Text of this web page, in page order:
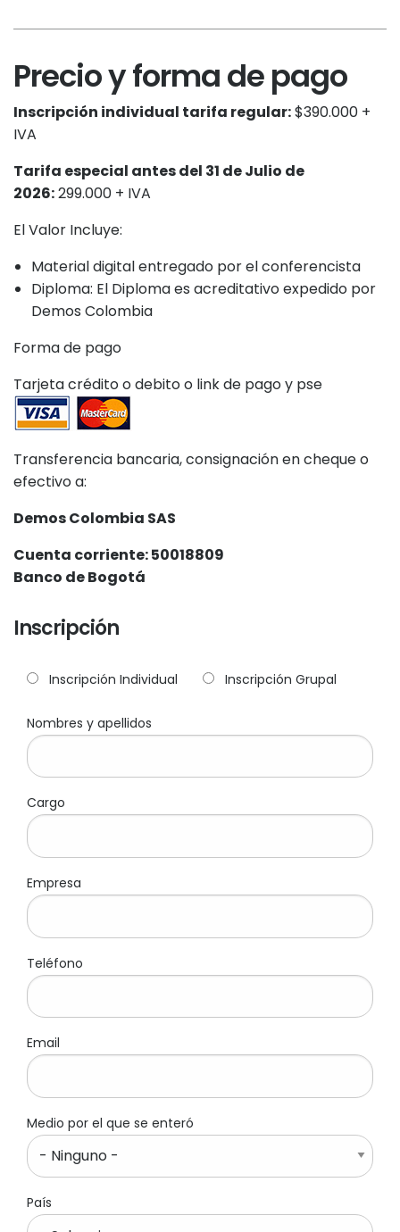
Precio y forma de pago
Inscripción individual tarifa regular:$390.000 +
IVA
Tarifa especial antes del 31 de Julio de
2026:299.000 + IVA
El Valor Incluye:
Material digital entregado por el conferencista
Diploma: El Diploma es acreditativo expedido por
Demos Colombia
Forma de pago
Tarjeta crédito o debito o link de pago y pse
Transferencia bancaria, consignación en cheque o
efectivo a:
Demos Colombia SAS
Cuenta corriente: 50018809
Banco de Bogotá
Inscripción
Inscripción Individual Inscripción Grupal
Nombres y apellidos
Cargo
Empresa
Teléfono
Email
Medio por el que se enteró
País